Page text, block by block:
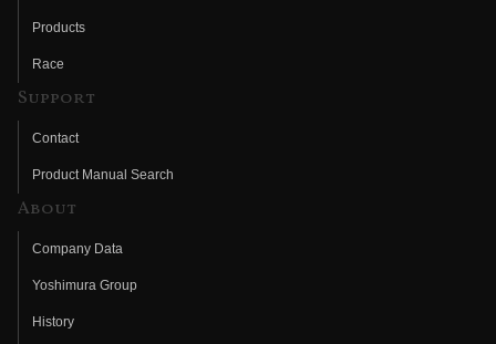
Products
Race
Support
Contact
Product Manual Search
About
Company Data
Yoshimura Group
History